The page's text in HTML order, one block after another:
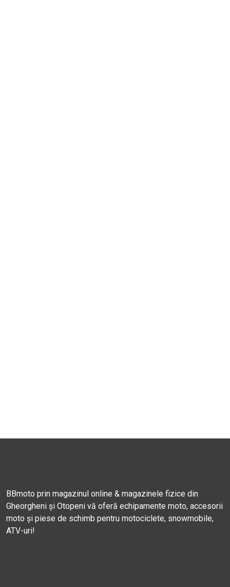
BBmoto prin magazinul online & magazinele fizice din
Gheorgheni și Otopeni vă oferă echipamente moto, accesorii
moto și piese de schimb pentru motociclete, snowmobile,
ATV-uri!